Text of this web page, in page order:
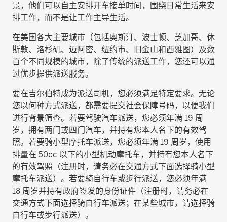
景，他们可以自主安排开车接单时间，围绕日常生活来安
排工作，而不是让工作主导生活。
在美国各大主要城市（包括奥斯汀、波士顿、芝加哥、休
斯敦、洛杉矶、迈阿密、纽约市、旧金山和西雅图）及数
百个不同规模的城市，除了传统的派送工作，您还可以通
过优步提供派送服务。
要在吉尔伯特成为派送司机，您必须满足特定要求。无论
您以何种方式派送，都需要提交社会保障号码，以便我们
进行背景筛查。若要驾驶汽车派送，您必须年满 19 周
岁，拥有两门或四门汽车，并持有您本人名下的有效驾
照。若要骑小型摩托车派送，您必须年满 19 周岁，使用
排量在 50cc 以下的小型机动摩托车，并持有您本人名下
的有效驾照（注册时，请务必在交通方式下面选择骑小型
摩托车派送）。若要骑自行车或步行派送，您必须年满
18 周岁并持有政府签发的身份证件（注册时，请务必在
交通方式下面选择骑自行车派送；在某些城市，请选择骑
自行车或步行派送）。